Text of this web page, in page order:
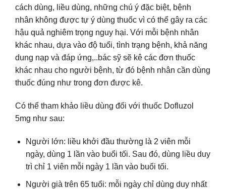
cách dùng, liều dùng, những chú ý đặc biệt, bệnh
nhân không được tự ý dùng thuốc vì có thể gây ra các
hậu quả nghiêm trọng nguy hại. Với mỗi bệnh nhân
khác nhau, dựa vào độ tuổi, tình trạng bệnh, khả năng
dung nạp và đáp ứng,..bác sỹ sẽ kê các đơn thuốc
khác nhau cho người bệnh, từ đó bệnh nhân cần dùng
thuốc đúng như trong đơn được kê.
Có thể tham khảo liều dùng đối với thuốc Dofluzol
5mg như sau:
Người lớn: liều khởi đầu thường là 2 viên mỗi
ngày, dùng 1 lần vào buổi tối. Sau đó, dùng liều duy
trì chỉ 1 viên mỗi ngày 1 lần vào buổi tối.
Người già trên 65 tuổi: mỗi ngày chỉ dùng duy nhất